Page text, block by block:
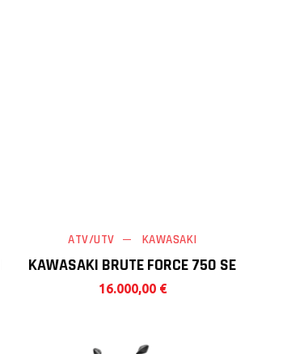
KAWASAKI BRUTE FORCE 750 SE
ATV/UTV KAWASAKI
16.000,00 €